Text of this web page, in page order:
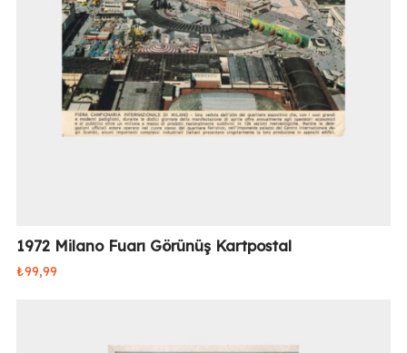
1972 Milano Fuarı Görünüş Kartpostal
₺99,99